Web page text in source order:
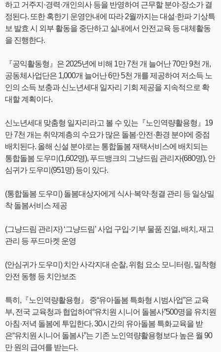
하고 거주지·경력·개인의사 등을 반영하여 근무할 분야·장소가 결
정된다. 또한 혹한기 운영안내에 따라 2월까지는 대설·한파 기상특
보 발효 시 외부 활동을 중단하고 실내에서 안전교육 등 대체활동
을 진행한다.
『공익활동형』은 2025년에 비해 1만 7천 개 늘어난 70만 9천 개,
공동체사업단은 1,000개 늘어난 6만 5천 개를 제공하여 저소득 노
인의 소득 보충과 신노년세대 일자리 기회 제공을 지속적으로 확
대할 계획이다.
신노년세대 맞춤형 일자리라고 볼 수 있는『노인역량활용형』19
만 7천 개는 취약계층의 수요가 많은 돌봄·안전·환경 분야에 중점
배치된다. 올해 신설 분야로는 통합돌봄 재택서비스에 배치되는
통합돌봄 도우미(1,602명), 푸드뱅크의 그냥드림 관리자(680명), 안
심귀가 도우미(951명) 등이 있다.
(통합돌봄 도우미) 돌봄대상자에게 식사·복약·청결 관리 등 일상밀
착 돌봄서비스 제공
(그냥드림 관리자) ‘그냥드림’ 사업 구입·기부 물품 진열, 배치, 재고
관리 등 푸드마켓 운영
(안심귀가 도우미) 치안 사각지대 순찰, 위험 요소 모니터링, 밀착형
안전 동행 등 치안보조
특히,『노인역량활용형』 중“유아돌봄 특화형 시범사업”은 교육
부, 전국 교육청과 협업하여“유치원 시니어 돌봄사”500명을 유치원
아침·저녁 돌봄에 투입한다. 30시간의 유아돌봄 특화교육을 받
은“유치원 시니어 돌봄사”는 기존 노인역량활용형보다 높은 월 90
만 원의 급여를 받는다.